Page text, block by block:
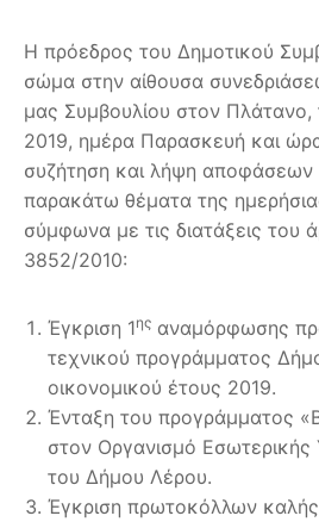
Η πρόεδρος του Δημοτικού
σώμα στην αίθουσα
μας Συμβουλίου στον Πλάτανο,
2019, ημέρα Παρασκευή και
συζήτηση και λήψη αποφάσεων
παρακάτω θέματα της
σύμφωνα με τις διατάξεις του
3852/2010:
Έγκριση 1ης αναμόρφωσης
τεχνικού προγράμματος
οικονομικού έτους 2019.
Ένταξη του προγράμματος
στον Οργανισμό Εσωτερικής
του Δήμου Λέρου.
Έγκριση πρωτοκόλλων